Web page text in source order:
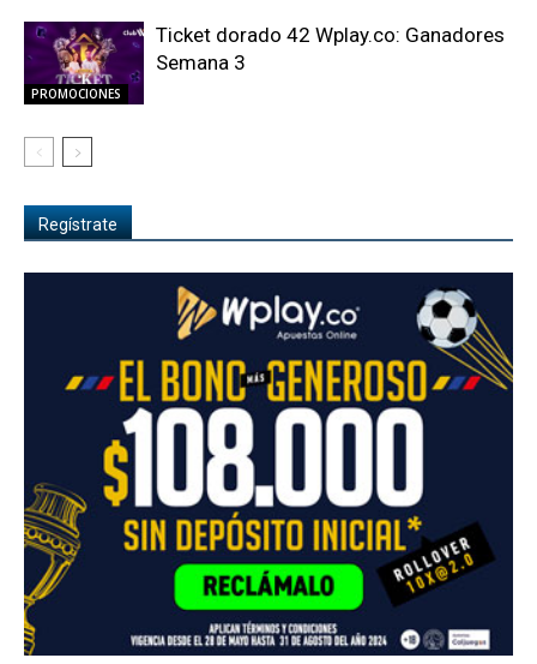
PROMOCIONES
Ticket dorado 42 Wplay.co: Ganadores
Semana 3
Regístrate